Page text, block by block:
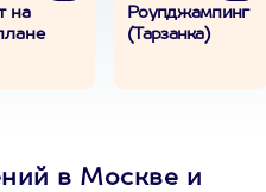
на
Роупджампинг
(Тарзанка)
в Москве и